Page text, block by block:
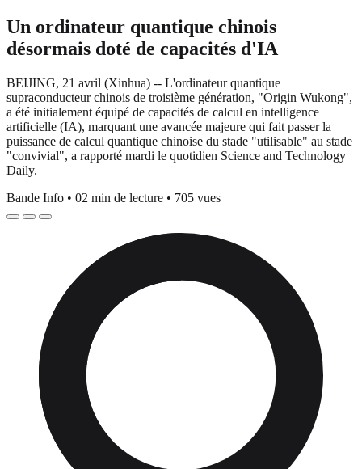
Un ordinateur quantique chinois
désormais doté de capacités d'IA
BEIJING, 21 avril (Xinhua) -- L'ordinateur quantique
supraconducteur chinois de troisième génération, "Origin Wukong",
a été initialement équipé de capacités de calcul en intelligence
artificielle (IA), marquant une avancée majeure qui fait passer la
puissance de calcul quantique chinoise du stade "utilisable" au stade
"convivial", a rapporté mardi le quotidien Science and Technology
Daily.
Bande Info • 02 min de lecture • 705 vues